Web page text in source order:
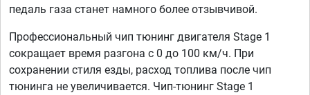
педаль газа станет намного более отзывчивой.
Профессиональный чип тюнинг двигателя Stage 1
сокращает время разгона с 0 до 100 км/ч. При
сохранении стиля езды, расход топлива после чип
тюнинга не увеличивается. Чип-тюнинг Stage 1